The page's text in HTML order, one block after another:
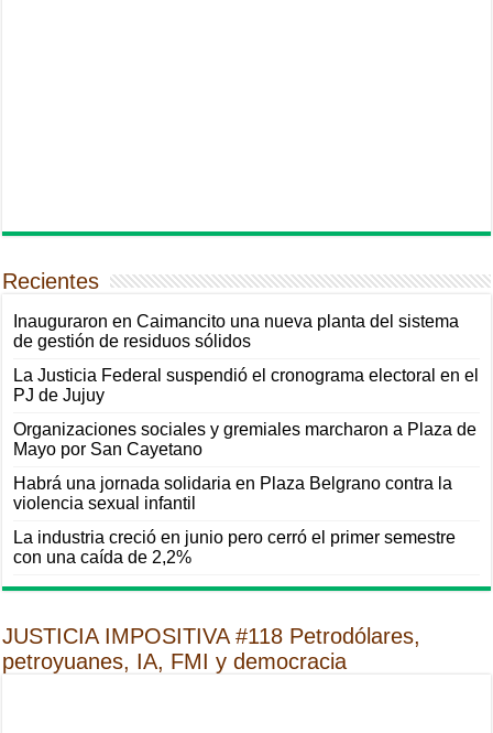
Recientes
Inauguraron en Caimancito una nueva planta del sistema
de gestión de residuos sólidos
La Justicia Federal suspendió el cronograma electoral en el
PJ de Jujuy
Organizaciones sociales y gremiales marcharon a Plaza de
Mayo por San Cayetano
Habrá una jornada solidaria en Plaza Belgrano contra la
violencia sexual infantil
La industria creció en junio pero cerró el primer semestre
con una caída de 2,2%
JUSTICIA IMPOSITIVA #118 Petrodólares,
petroyuanes, IA, FMI y democracia